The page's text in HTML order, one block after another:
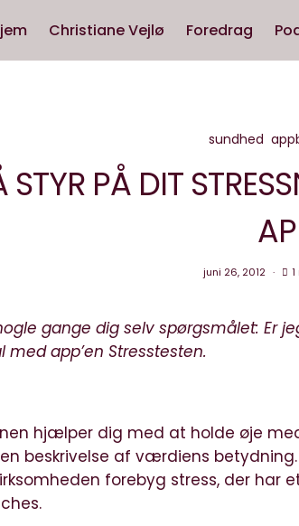
Christiane Vejlø Foredrag
sundhed
STYR PÅ DIT
juni 26, 2012
gange dig selv spørgsmålet: Er
med app’en Stresstesten.
hjælper dig med at holde øje
beskrivelse af værdiens
forebyg stress, der